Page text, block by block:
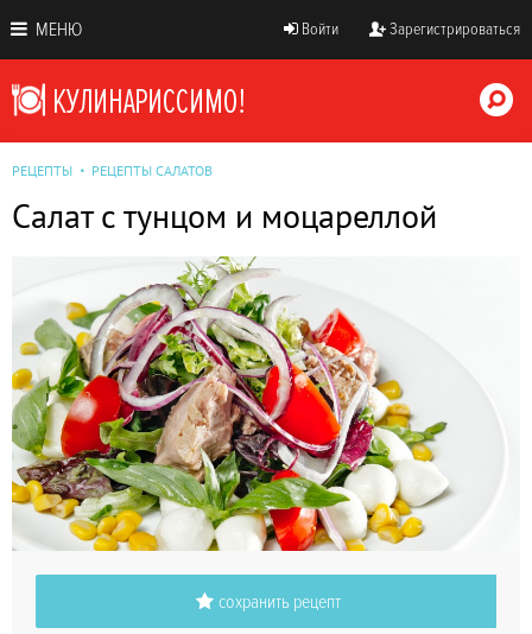
МЕНЮ Войти Зарегистрироваться
РЕЦЕПТЫ РЕЦЕПТЫ САЛАТОВ
Салат с тунцом и моцареллой
сохранить рецепт